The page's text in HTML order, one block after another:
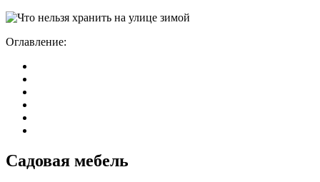
Оглавление:
Садовая мебель